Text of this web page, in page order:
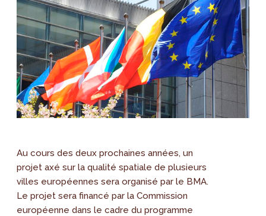
Au cours des deux prochaines années, un
projet axé sur la qualité spatiale de plusieurs
villes européennes sera organisé par le BMA.
Le projet sera financé par la Commission
européenne dans le cadre du programme